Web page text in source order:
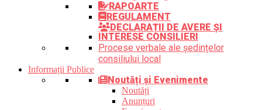
RAPOARTE
REGULAMENT
DECLARAȚII DE AVERE ȘI
INTERESE CONSILIERI
Procese verbale ale ședințelor
consiliului local
Informații Publice
Noutăți și Evenimente
Noutăți
Anunțuri